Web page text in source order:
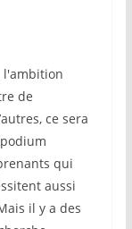
l'ambition
de
ce sera
qui
aussi
il y a des